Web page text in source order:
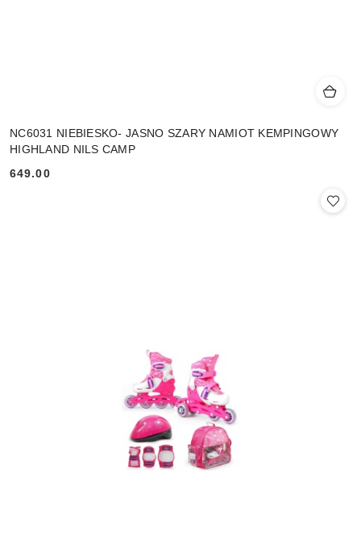
NC6031 NIEBIESKO- JASNO SZARY NAMIOT KEMPINGOWY
HIGHLAND NILS CAMP
Cena:
649.00